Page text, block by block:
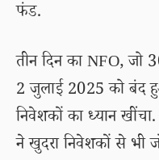
फंड.
तीन दिन का NFO,
2 जुलाई 2025 को बंद
निवेशकों का ध्यान
ने खुदरा निवेशकों से भी